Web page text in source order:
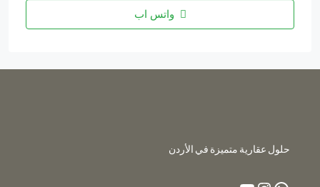
واتس اب
حلول عقارية متميزة في الأردن